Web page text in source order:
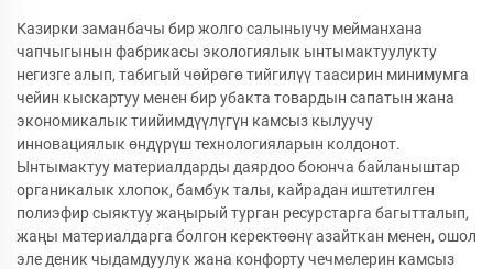
Казирки заманбачы бир жолго салыныучу мейманхана
чапчыгынын фабрикасы экологиялык ынтымактуулукту
негизге алып, табигый чөйрөгө тийгилүү таасирин минимумга
чейин кыскартуу менен бир убакта товардын сапатын жана
экономикалык тиийимдүүлүгүн камсыз кылуучу
инновациялык өндүрүш технологияларын колдонот.
Ынтымактуу материалдарды даярдоо боюнча байланыштар
органикалык хлопок, бамбук талы, кайрадан иштетилген
полиэфир сыяктуу жаңырый турган ресурстарга багытталып,
жаңы материалдарга болгон керектөөнү азайткан менен, ошол
эле деник чыдамдуулук жана конфорту чечмелерин камсыз